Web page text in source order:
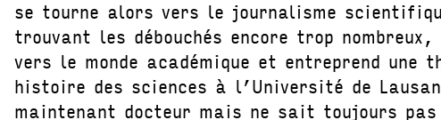
se tourne alors vers le journalisme
trouvant les débouchés encore trop
vers le monde académique et entreprend une
histoire des sciences à l’Université de
maintenant docteur mais ne sait toujours